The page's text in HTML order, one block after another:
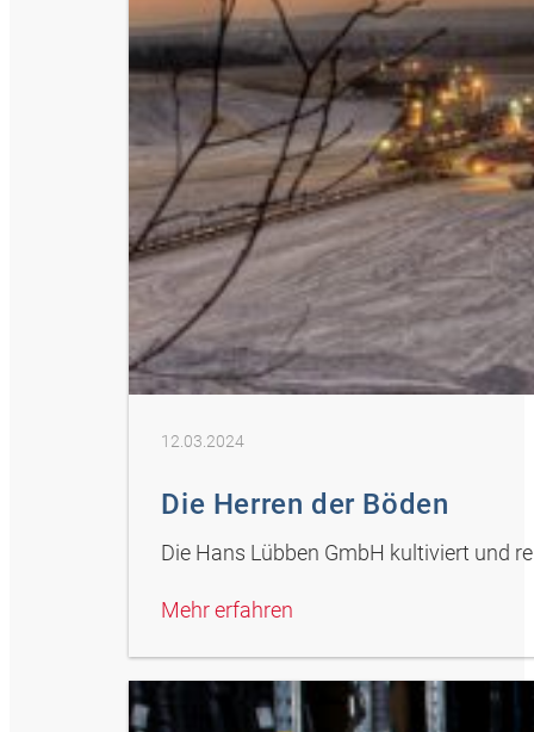
12.03.2024
Die Herren der Böden
Die Hans Lübben GmbH kultiviert und
Mehr erfahren